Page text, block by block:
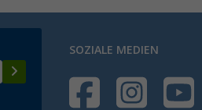
SOZIALE MEDIEN